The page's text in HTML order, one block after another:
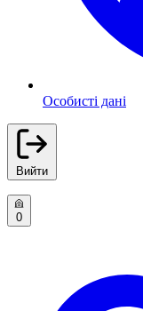
Особисті дані
Вийти
0